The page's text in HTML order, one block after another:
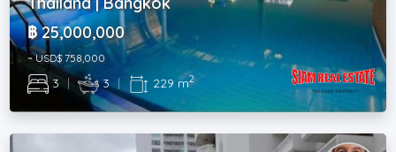
฿ 25,000,000
~ USD$ 758,000
3 | 3 | 229 m2